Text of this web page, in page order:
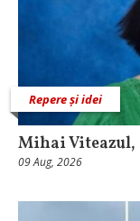
Repere și idei
Mihai Viteazul,
09 Aug, 2026